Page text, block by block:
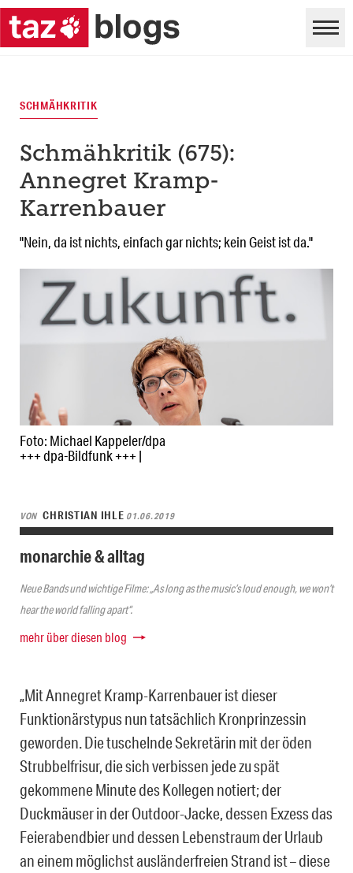
Foto: Michael Kappeler/dpa
+++ dpa-Bildfunk +++ |
SCHMÄHKRITIK
Schmähkritik (675):
Annegret Kramp-
Karrenbauer
"Nein, da ist nichts, einfach gar nichts; kein Geist ist da."
VON CHRISTIAN IHLE 01.06.2019
monarchie & alltag
Neue Bands und wichtige Filme: „As long as the music’s loud enough, we won’t
hear the world falling apart“.
mehr über diesen blog
„Mit Annegret Kramp-Karrenbauer ist dieser
Funktionärstypus nun tatsächlich Kronprinzessin
geworden. Die tuschelnde Sekretärin mit der öden
Strubbelfrisur, die sich verbissen jede zu spät
gekommene Minute des Kollegen notiert; der
Duckmäuser in der Outdoor-Jacke, dessen Exzess das
Feierabendbier und dessen Lebenstraum der Urlaub
an einem möglichst ausländerfreien Strand ist – diese